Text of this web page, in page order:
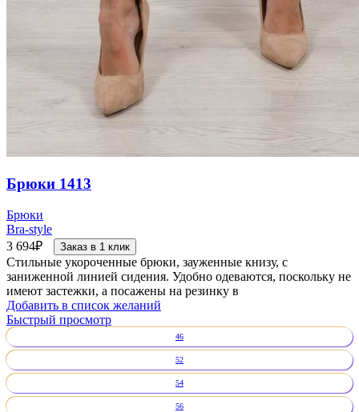
Брюки 1413
Брюки
Bra-style
3 694₽ Заказ в 1 клик
Стильные укороченные брюки, зауженные книзу, с
заниженной линией сидения. Удобно одеваются, поскольку не
имеют застежки, а посажены на резинку в
Добавить в список желаний
Быстрый просмотр
46
52
54
56